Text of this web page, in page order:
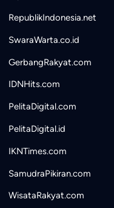
RepublikIndonesia.net
SwaraWarta.co.id
GerbangRakyat.com
IDNHits.com
PelitaDigital.com
PelitaDigital.id
IKNTimes.com
SamudraPikiran.com
WisataRakyat.com